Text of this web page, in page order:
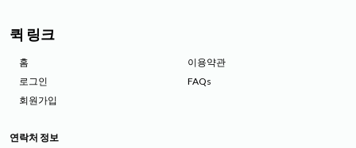
퀵 링크
홈
로그인
회원가입
이용약관
FAQs
연락처 정보